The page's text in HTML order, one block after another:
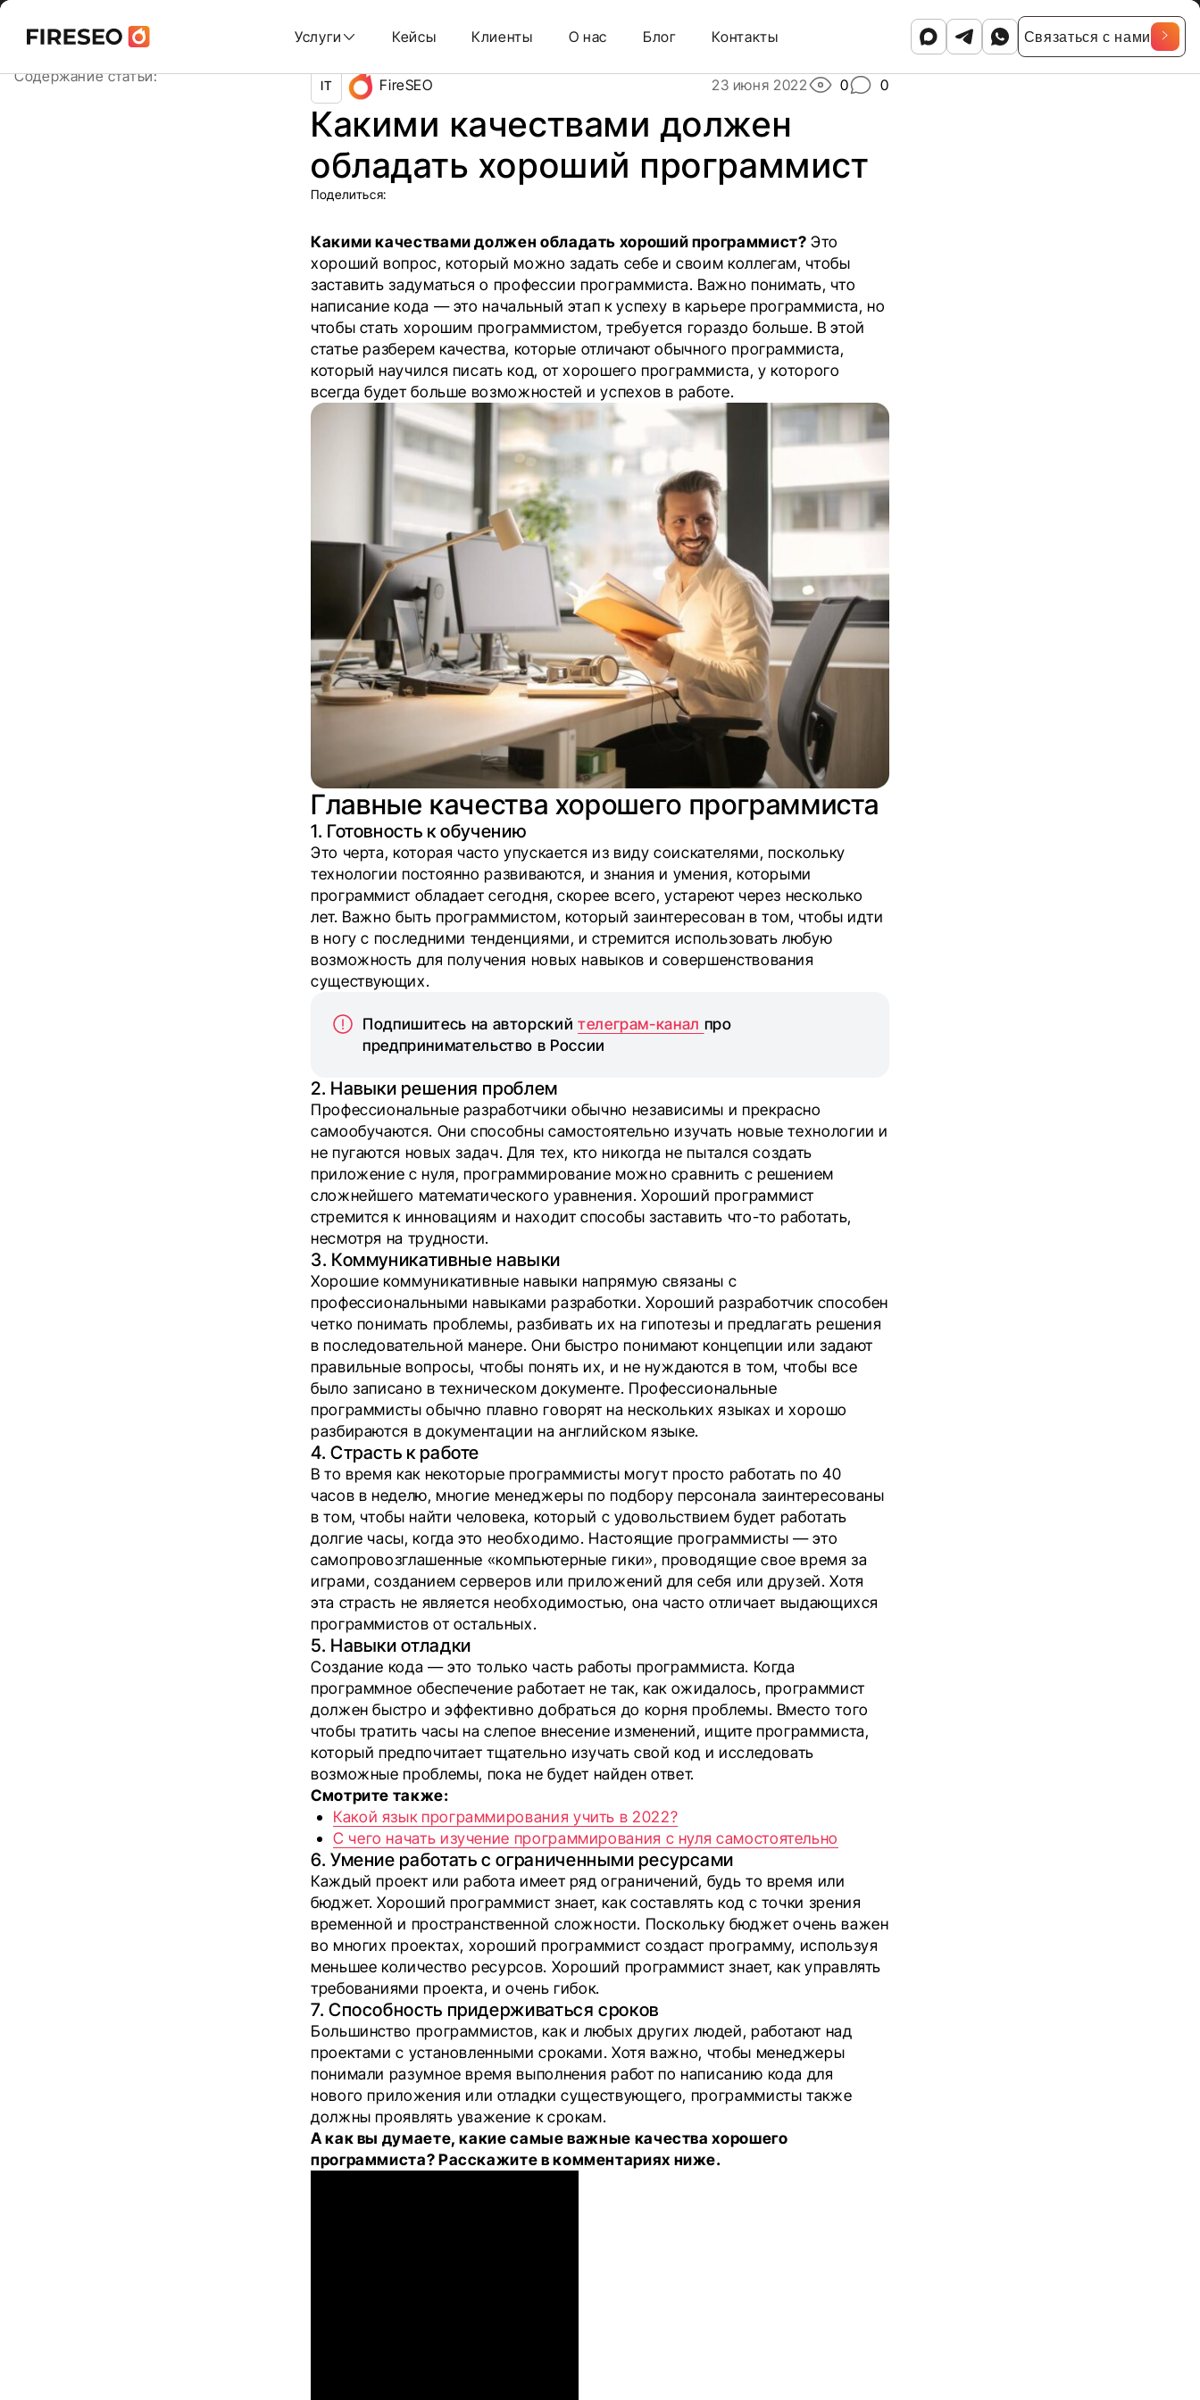
Skip
content
Услуги Кейсы Клиенты О нас Блог Контакты Связаться с нами
Ссылки
хлебных
Ссылки
хлебных
Содержание статьи: IT FireSEO 23 июня 2022 0 0
Какими качествами должен
обладать хороший программист
Поделиться:
Какими качествами должен обладать хорошийпрограммист? Это
хороший вопрос, который можно задать себе и своим коллегам, чтобы
заставить задуматься о профессии программиста. Важно понимать, что
написание кода — это начальный этап к успеху в карьере программиста, но
чтобы стать хорошим программистом, требуется гораздо больше. В этой
статье разберем качества, которые отличают обычного программиста,
который научился писать код, от хорошего программиста, у которого
всегда будет больше возможностей и успехов в работе.
Главные качества хорошего программиста
1. Готовность к обучению
Это черта, которая часто упускается из виду соискателями, поскольку
технологии постоянно развиваются, и знания и умения, которыми
программист обладает сегодня, скорее всего, устареют через несколько
лет. Важно быть программистом, который заинтересован в том, чтобы идти
в ногу с последними тенденциями, и стремится использовать любую
возможность для получения новых навыков и совершенствования
существующих.
Подпишитесь на авторский телеграм-канал про
предпринимательство в России
2. Навыки решения проблем
Профессиональные разработчики обычно независимы и прекрасно
самообучаются. Они способны самостоятельно изучать новые технологии и
не пугаются новых задач. Для тех, кто никогда не пытался создать
приложение с нуля, программирование можно сравнить с решением
сложнейшего математического уравнения. Хороший программист
стремится к инновациям и находит способы заставить что-то работать,
несмотря на трудности.
3. Коммуникативные навыки
Хорошие коммуникативные навыки напрямую связаны с
профессиональными навыками разработки. Хороший разработчик способен
четко понимать проблемы, разбивать их на гипотезы и предлагать решения
в последовательной манере. Они быстро понимают концепции или задают
правильные вопросы, чтобы понять их, и не нуждаются в том, чтобы все
было записано в техническом документе. Профессиональные
программисты обычно плавно говорят на нескольких языках и хорошо
разбираются в документации на английском языке.
4. Страсть к работе
В то время как некоторые программисты могут просто работать по 40
часов в неделю, многие менеджеры по подбору персонала заинтересованы
в том, чтобы найти человека, который с удовольствием будет работать
долгие часы, когда это необходимо. Настоящие программисты — это
самопровозглашенные «компьютерные гики», проводящие свое время за
играми, созданием серверов или приложений для себя или друзей. Хотя
эта страсть не является необходимостью, она часто отличает выдающихся
программистов от остальных.
5. Навыки отладки
Создание кода — это только часть работы программиста. Когда
программное обеспечение работает не так, как ожидалось, программист
должен быстро и эффективно добраться до корня проблемы. Вместо того
чтобы тратить часы на слепое внесение изменений, ищите программиста,
который предпочитает тщательно изучать свой код и исследовать
возможные проблемы, пока не будет найден ответ.
Смотрите также:
Какой язык программирования учить в 2022?
С чего начать изучение программирования с нуля самостоятельно
6. Умение работать с ограниченными ресурсами
Каждый проект или работа имеет ряд ограничений, будь то время или
бюджет. Хороший программист знает, как составлять код с точки зрения
временной и пространственной сложности. Поскольку бюджет очень важен
во многих проектах, хороший программист создаст программу, используя
меньшее количество ресурсов. Хороший программист знает, как управлять
требованиями проекта, и очень гибок.
7. Способность придерживаться сроков
Большинство программистов, как и любых других людей, работают над
проектами с установленными сроками. Хотя важно, чтобы менеджеры
понимали разумное время выполнения работ по написанию кода для
нового приложения или отладки существующего, программисты также
должны проявлять уважение к срокам.
А как вы думаете, какие самые важные качества хорошего
программиста? Расскажите в комментариях ниже.